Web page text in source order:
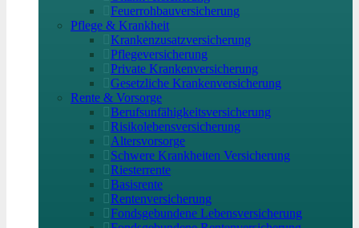
Feuerrohbauversicherung
Pflege & Krankheit
Krankenzusatzversicherung
Pflegeversicherung
Private Krankenversicherung
Gesetzliche Krankenversicherung
Rente & Vorsorge
Berufs­unfähigkeitsversicherung
Risikolebensversicherung
Altersvorsorge
Schwere Krankheiten Versicherung
Riesterrente
Basisrente
Rentenversicherung
Fondsgebundene Lebensversicherung